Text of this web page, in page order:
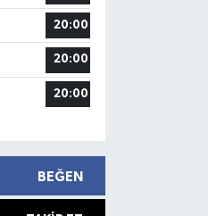
20:00
20:00
20:00
BEĞEN